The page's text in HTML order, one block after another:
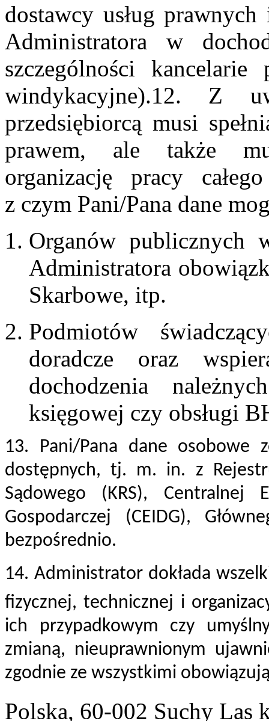
dostawcy usług
Administratora w
szczególności
windykacyjne).12. Z
przedsiębiorcą musi
prawem, ale także
organizację pracy
z czym Pani/Pana dane
Organów publicznych
Administratora
Skarbowe, itp.
Podmiotów
doradcze oraz
dochodzenia
księgowej czy obsługi
13. Pani/Pana dane osobowe
dostępnych, tj. m. in. z
Sądowego (KRS), Centralnej
Gospodarczej (CEIDG),
bezpośrednio.
14. Administrator dokłada
fizycznej, technicznej i
ich przypadkowym czy
zmianą, nieuprawnionym
zgodnie ze wszystkimi
Polska, 60-002 Suchy Las